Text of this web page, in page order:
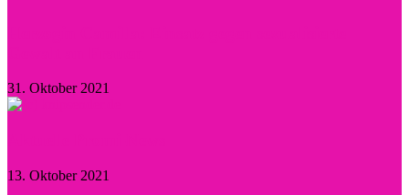
31. Oktober 2021
13. Oktober 2021